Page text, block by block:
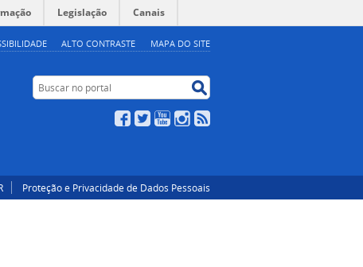
ALTO CONTRASTE MAPA DO SITE
Legislação Canais
Buscar no portal
Facebook
TwitterYouTubeInstagram
Proteção e Privacidade de Dados Pessoais